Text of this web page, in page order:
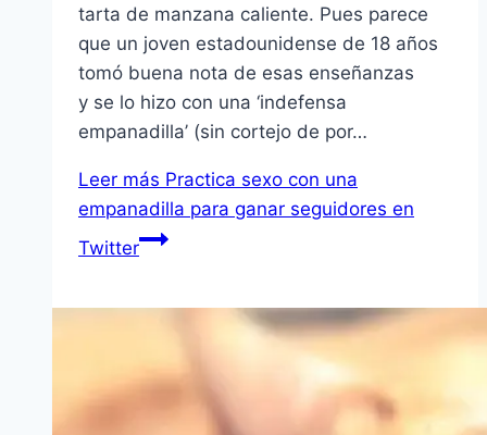
tarta de manzana caliente. Pues parece
que un joven estadounidense de 18 años
tomó buena nota de esas enseñanzas
y se lo hizo con una ‘indefensa
empanadilla’ (sin cortejo de por…
Leer más Practica sexo con una
empanadilla para ganar seguidores en
Twitter